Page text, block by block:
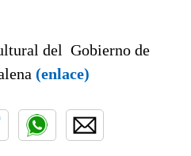
del Gobierno de
(enlace)